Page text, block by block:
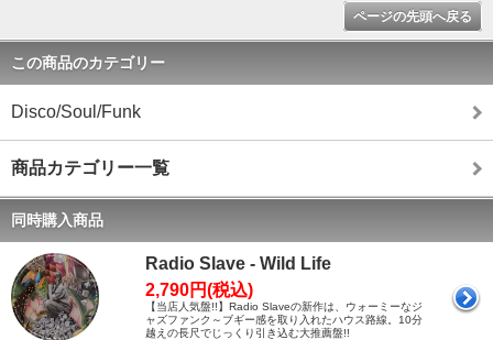
ページの先頭へ戻る
この商品のカテゴリー
Disco/Soul/Funk
商品カテゴリー一覧
同時購入商品
Radio Slave - Wild Life
2,790円(税込)
【当店人気盤!!】Radio Slaveの新作は、ウォーミーなジ
ャズファンク～ブギー感を取り入れたハウス路線。10分
越えの長尺でじっくり引き込む大推薦盤!!